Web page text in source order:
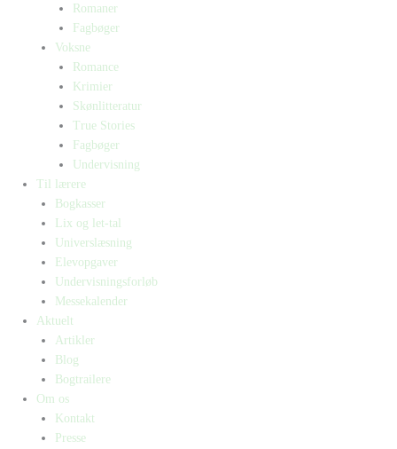
Romaner
Fagbøger
Voksne
Romance
Krimier
Skønlitteratur
True Stories
Fagbøger
Undervisning
Til lærere
Bogkasser
Lix og let-tal
Universlæsning
Elevopgaver
Undervisningsforløb
Messekalender
Aktuelt
Artikler
Blog
Bogtrailere
Om os
Kontakt
Presse